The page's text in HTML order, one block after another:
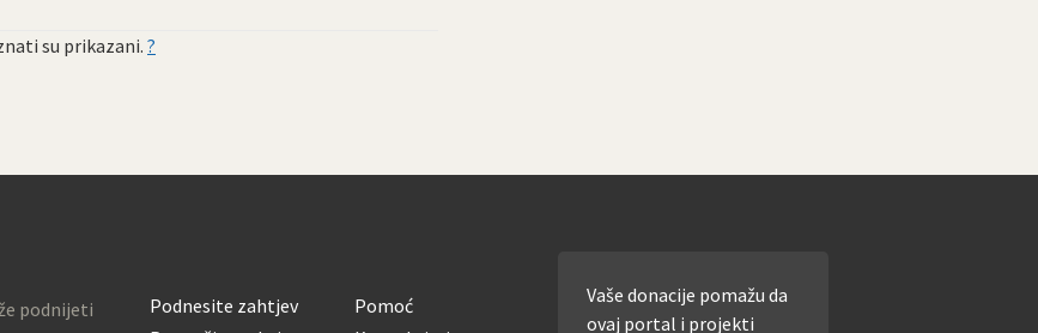
su prikazani. ?
podnijeti
Podnesite zahtjev
Pomoć
Vaše donacije pomažu da
ovaj portal i projekti